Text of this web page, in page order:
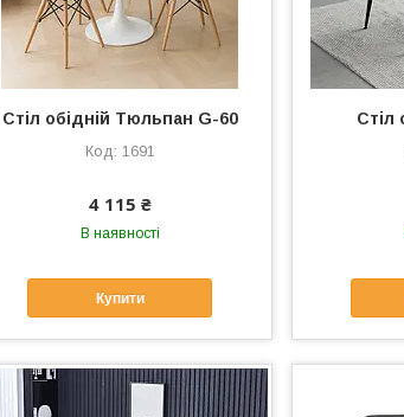
Стіл обідній Тюльпан G-60
1691
4 115 ₴
В наявності
Купити
Стіл